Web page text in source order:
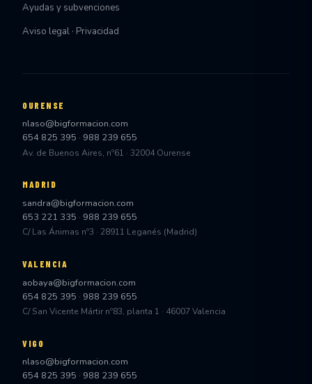
Ayudas y subvenciones
Aviso legal · Privacidad
OURENSE
nlaso@bigformacion.com
654 825 395 · 988 239 655
Av. de Buenos Aires, nº61 · 32004 Ourense
MADRID
sandra@bigformacion.com
653 221 335 · 988 239 655
C/ Las Ánimas nº3 · 28911 Leganés (Madrid)
VALENCIA
aobaya@bigformacion.com
654 825 395 · 988 239 655
C/ San Vicente Mártir nº83, planta 1 · 46007 Valencia
VIGO
nlaso@bigformacion.com
654 825 395 · 988 239 655